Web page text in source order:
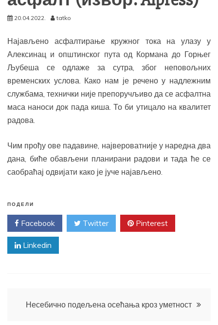
20.04.2022. tatko
Најављено асфалтирање кружног тока на улазу у
Алексинац и општинског пута од Кормана до Горњег
Љубеша се одлаже за сутра, због неповољних
временских услова. Како нам је речено у надлежним
службама, технички није препоручљиво да се асфалтна
маса наноси док пада киша. То би утицало на квалитет
радова.
Чим прођу ове падавине, највероватније у наредна два
дана, биће обављени планирани радови и тада ће се
саобраћај одвијати како је јуче најављено.
ПОДЕЛИ
Facebook Twitter Pinterest
Linkedin
Кретање
Несебично подељена осећања кроз уметност